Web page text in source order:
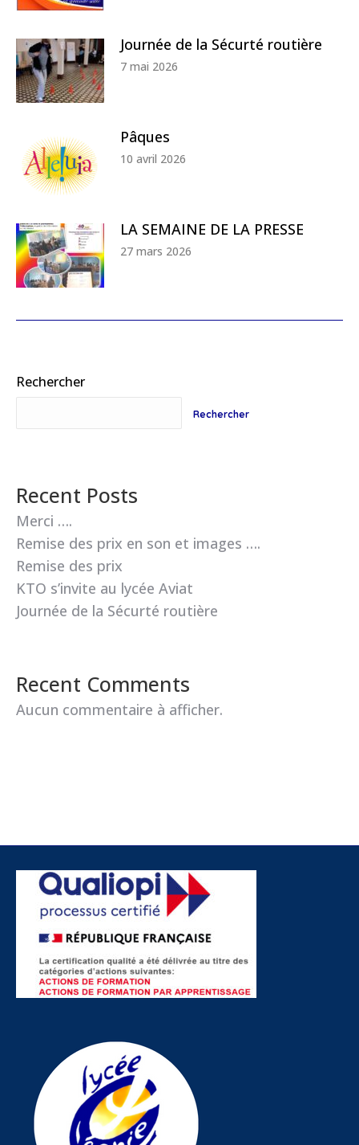
Journée de la Sécurté routière
7 mai 2026
Pâques
10 avril 2026
LA SEMAINE DE LA PRESSE
27 mars 2026
Rechercher
Rechercher
Recent Posts
Merci ….
Remise des prix en son et images ….
Remise des prix
KTO s’invite au lycée Aviat
Journée de la Sécurté routière
Recent Comments
Aucun commentaire à afficher.